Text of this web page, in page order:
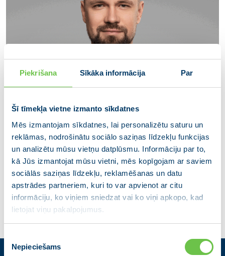
Piekrišana Sīkāka informācija Par
Šī tīmekļa vietne izmanto sīkdatnes
Mēs izmantojam sīkdatnes, lai personalizētu saturu un
reklāmas, nodrošinātu sociālo saziņas līdzekļu funkcijas
un analizētu mūsu vietņu datplūsmu. Informāciju par to,
kā Jūs izmantojat mūsu vietni, mēs kopīgojam ar saviem
sociālās saziņas līdzekļu, reklamēšanas un datu
apstrādes partneriem, kuri to var apvienot ar citu
informāciju, ko viņiem sniedzat vai ko viņi apkopo, kad
lietojat viņu pakalpojumus.
Piekrišanas
izvēle
Nepieciešams
Valdis Razumovskis
Salaspils novada domes deputāts